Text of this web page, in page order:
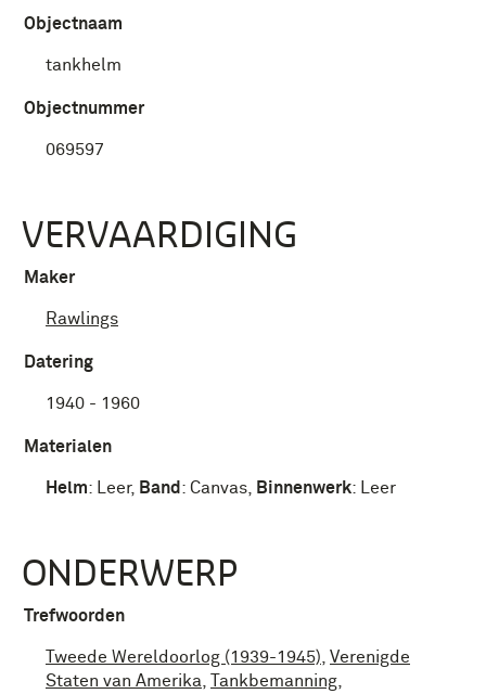
Objectnaam
tankhelm
Objectnummer
069597
VERVAARDIGING
Maker
Rawlings
Datering
1940 - 1960
Materialen
Helm: Leer, Band : Canvas Binnenwerk: Leer
ONDERWERP
Trefwoorden
Tweede Wereldoorlog (1939-1945) Verenigde
Staten van Amerika
Tankbemanning